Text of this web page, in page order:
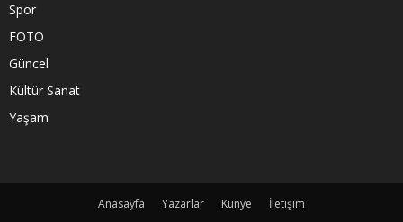
Spor
FOTO
Güncel
Kültür Sanat
Yaşam
Anasayfa Yazarlar Künye
İletişim